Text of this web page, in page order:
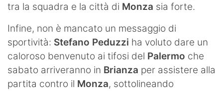
tra la squadra e la città di Monza sia forte.
Infine, non è mancato un messaggio di
sportività: Stefano Peduzzi ha voluto dare un
caloroso benvenuto ai tifosi del Palermo che
sabato arriveranno in Brianza per assistere alla
partita contro il Monza, sottolineando